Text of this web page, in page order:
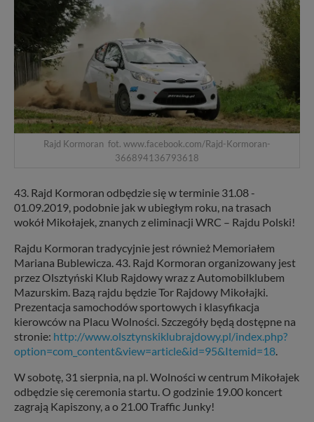
Rajd Kormoran fot. www.facebook.com/Rajd-Kormoran-
366894136793618
43. Rajd Kormoran odbędzie się w terminie 31.08 -
01.09.2019, podobnie jak w ubiegłym roku, na trasach
wokół Mikołajek, znanych z eliminacji WRC – Rajdu Polski!
Rajdu Kormoran tradycyjnie jest również Memoriałem
Mariana Bublewicza. 43. Rajd Kormoran organizowany jest
przez Olsztyński Klub Rajdowy wraz z Automobilklubem
Mazurskim. Bazą rajdu będzie Tor Rajdowy Mikołajki.
Prezentacja samochodów sportowych i klasyfikacja
kierowców na Placu Wolności. Szczegóły będą dostępne na
stronie: http://www.olsztynskiklubrajdowy.pl/index.php?
option=com_content&view=article&id=95&Itemid=18
W sobotę, 31 sierpnia, na pl. Wolności w centrum Mikołajek
odbędzie się ceremonia startu. O godzinie 19.00 koncert
zagrają Kapiszony, a o 21.00 Traffic Junky!